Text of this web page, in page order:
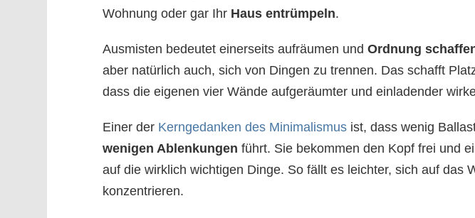
Wohnung oder gar Ihr Haus entrümpeln.
Ausmisten bedeutet einerseits aufräumen und Ordnung
aber natürlich auch, sich von Dingen zu trennen. Das schafft
dass die eigenen vier Wände aufgeräumter und einladender
Einer der Kerngedanken des Minimalismus ist, dass wenig
wenigen Ablenkungen führt. Sie bekommen den Kopf frei und
auf die wirklich wichtigen Dinge. So fällt es leichter, sich auf das
konzentrieren.